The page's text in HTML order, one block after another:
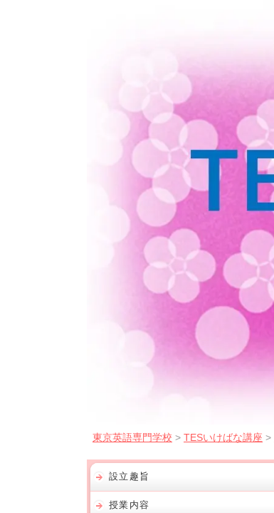
東京英語専門学校 > TESいけばな講座 >
設立趣旨
授業内容